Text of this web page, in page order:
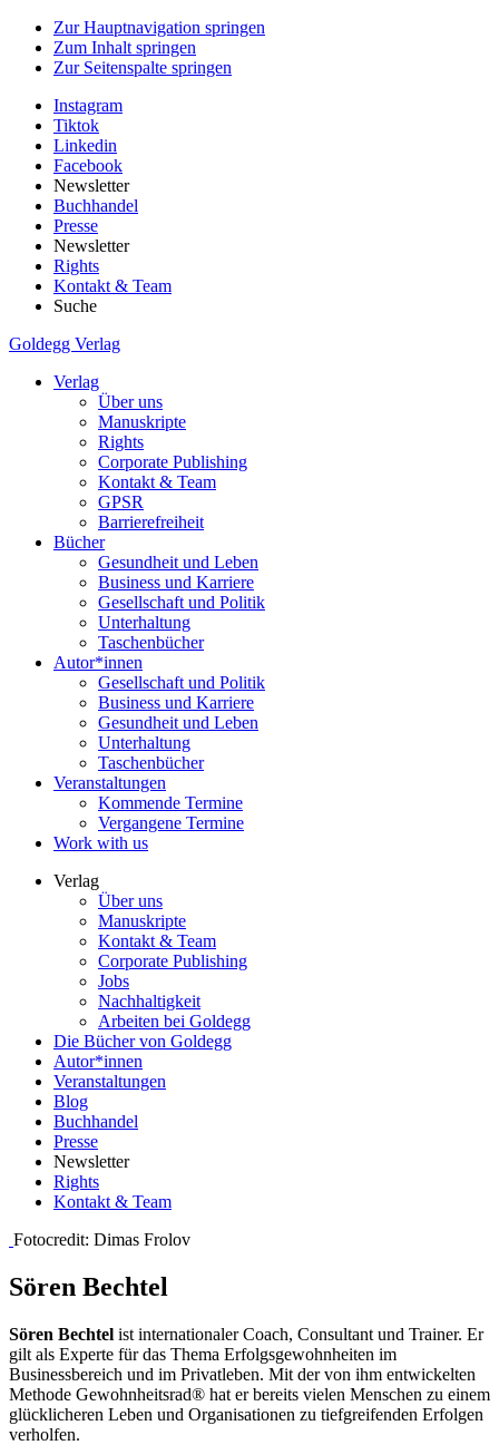
Zur Hauptnavigation springen
Zum Inhalt springen
Zur Seitenspalte springen
Instagram
Tiktok
Linkedin
Facebook
Newsletter
Buchhandel
Presse
Newsletter
Rights
Kontakt & Team
Suche
Goldegg Verlag
Verlag
Über uns
Manuskripte
Rights
Corporate Publishing
Kontakt & Team
GPSR
Barrierefreiheit
Bücher
Gesundheit und Leben
Business und Karriere
Gesellschaft und Politik
Unterhaltung
Taschenbücher
Autor*innen
Gesellschaft und Politik
Business und Karriere
Gesundheit und Leben
Unterhaltung
Taschenbücher
Veranstaltungen
Kommende Termine
Vergangene Termine
Work with us
Verlag
Über uns
Manuskripte
Kontakt & Team
Corporate Publishing
Jobs
Nachhaltigkeit
Arbeiten bei Goldegg
Die Bücher von Goldegg
Autor*innen
Veranstaltungen
Blog
Buchhandel
Presse
Newsletter
Rights
Kontakt & Team
Fotocredit: Dimas Frolov
Sören Bechtel
Sören Bechtel ist internationaler Coach, Consultant und Trainer. Er
gilt als Experte für das Thema Erfolgsgewohnheiten im
Businessbereich und im Privatleben. Mit der von ihm entwickelten
Methode Gewohnheitsrad® hat er bereits vielen Menschen zu einem
glücklicheren Leben und Organisationen zu tiefgreifenden Erfolgen
verholfen.